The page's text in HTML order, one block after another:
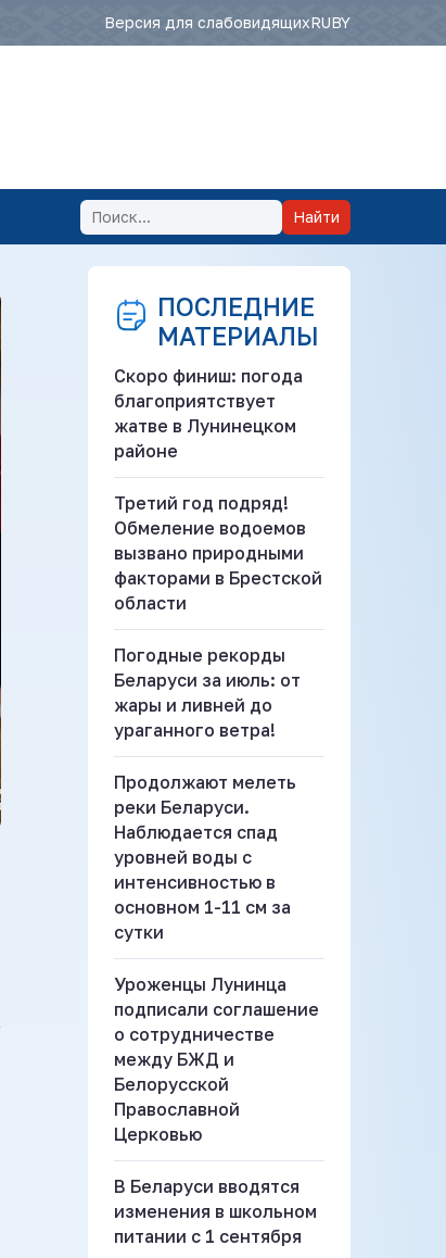
Версия для слабовидящихRUBY
Найти
ПОСЛЕДНИЕ
МАТЕРИАЛЫ
Скоро финиш: погода
благоприятствует
жатве в Лунинецком
районе
Третий год подряд!
Обмеление водоемов
вызвано природными
факторами в Брестской
области
Погодные рекорды
Беларуси за июль: от
жары и ливней до
ураганного ветра!
Продолжают мелеть
реки Беларуси.
Наблюдается спад
уровней воды с
интенсивностью в
основном 1-11 см за
сутки
Уроженцы Лунинца
подписали соглашение
о сотрудничестве
между БЖД и
Белорусской
Православной
Церковью
В Беларуси вводятся
изменения в школьном
питании с 1 сентября